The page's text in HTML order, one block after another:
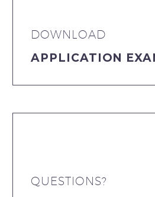
DOWNLOAD
APPLICATION
QUESTIONS?